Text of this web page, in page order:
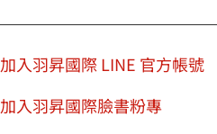
加入羽昇國際 LINE 官方帳號
加入羽昇國際臉書粉專